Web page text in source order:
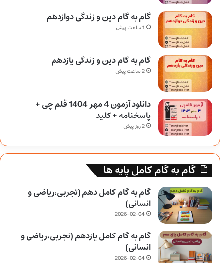
گام به گام دین و زندگی دوازدهم
1 ساعت پیش
گام به گام دین و زندگی یازدهم
2 ساعت پیش
دانلود آزمون 4 مهر 1404 قلم چی +
پاسخنامه + کلید
2 روز پیش
گام به گام کامل پایه ها
گام به گام کامل دهم (تجربی،ریاضی و
انسانی)
2026-02-04
گام به گام کامل یازدهم (تجربی،ریاضی و
انسانی)
2026-02-04